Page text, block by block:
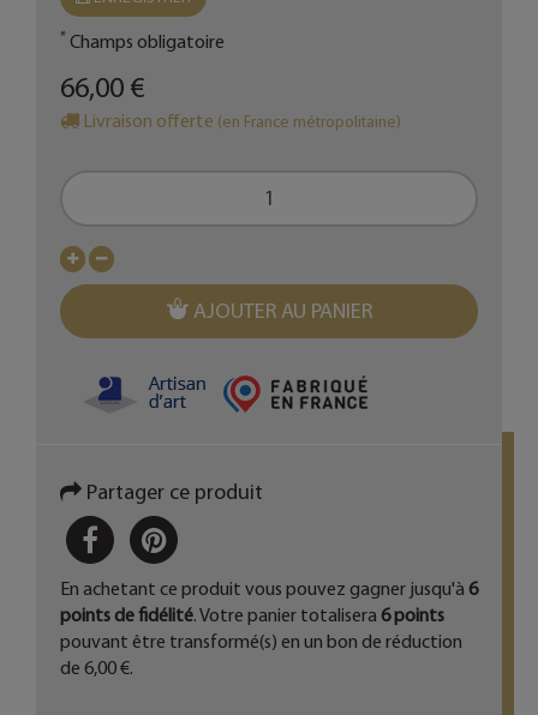
* Champs obligatoire
66,00 €
Livraison offerte (en France métropolitaine)
AJOUTER AU PANIER
Partager ce produit
PARTAGERPINTEREST
En achetant ce produit vous pouvez gagner jusqu'à 6
points de fidélité. Votre panier totalisera 6points
pouvant être transformé(s) en un bon de réduction
de 6,00 €.